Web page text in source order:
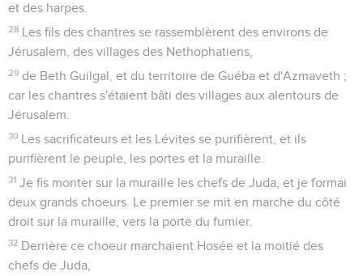
et des harpes.
28 Les fils des chantres se rassemblèrent des environs de
Jérusalem, des villages des Nethophatiens,
29 de Beth Guilgal, et du territoire de Guéba et d'Azmaveth ;
car les chantres s'étaient bâti des villages aux alentours de
Jérusalem.
30 Les sacrificateurs et les Lévites se purifièrent, et ils
purifièrent le peuple, les portes et la muraille.
31 Je fis monter sur la muraille les chefs de Juda, et je formai
deux grands choeurs. Le premier se mit en marche du côté
droit sur la muraille, vers la porte du fumier.
32 Derrière ce choeur marchaient Hosée et la moitié des
chefs de Juda,